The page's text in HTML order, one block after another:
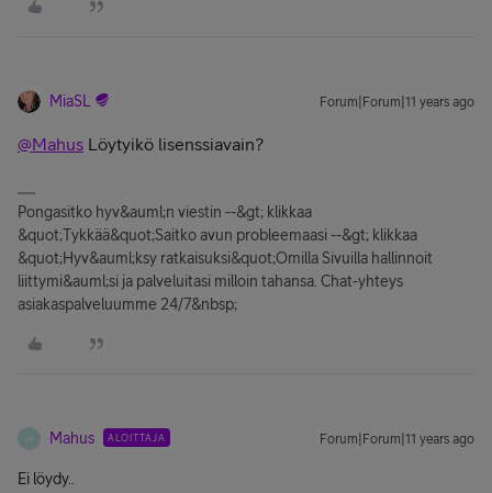
MiaSL Forum|Forum|11 years ago
@Mahus Löytyikö lisenssiavain?
Pongasitko hyv&auml;n viestin --&gt; klikkaa
&quot;Tykkää&quot;Saitko avun probleemaasi --&gt; klikkaa
&quot;Hyv&auml;ksy ratkaisuksi&quot;Omilla Sivuilla hallinnoit
liittymi&auml;si ja palveluitasi milloin tahansa. Chat-yhteys
asiakaspalveluumme 24/7&nbsp;
M Mahus ALOITTAJA Forum|Forum|11 years ago
Ei löydy..